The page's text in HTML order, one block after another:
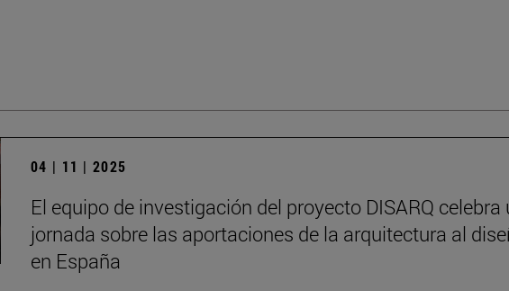
04 | 11 | 2025
El equipo de investigación del proyecto DISARQ celebra
jornada sobre las aportaciones de la arquitectura al
en España